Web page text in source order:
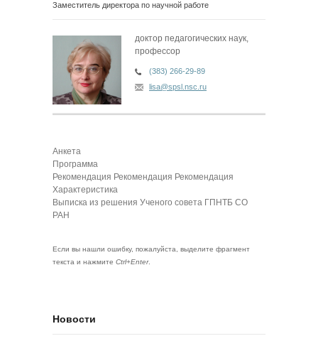
Заместитель директора по научной работе
доктор педагогических наук,
профессор
(383) 266-29-89
lisa@spsl.nsc.ru
Анкета
Программа
Рекомендация Рекомендация Рекомендация
Характеристика
Выписка из решения Ученого совета ГПНТБ СО
РАН
Если вы нашли ошибку, пожалуйста, выделите фрагмент
текста и нажмите Ctrl+Enter.
Новости